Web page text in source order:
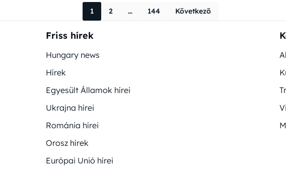
Bejegyzések
1 2 … 144 Következő
Friss hírek
Hungary news
Hírek
Egyesült Államok hírei
Ukrajna hírei
Románia hírei
Orosz hírek
Európai Unió hírei